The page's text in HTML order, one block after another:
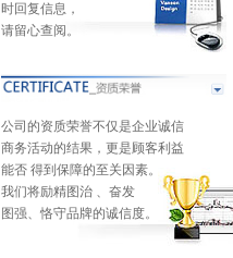
时回复信息，
请留心查阅。
公司的资质荣誉不仅是企业诚信
商务活动的结果，更是顾客利益
能否 得到保障的至关因素。
我们将励精图治 、奋发
图强、恪守品牌的诚信度。